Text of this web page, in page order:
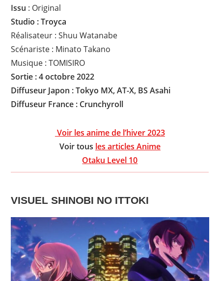
Issu : Original
Studio : Troyca
Réalisateur : Shuu Watanabe
Scénariste : Minato Takano
Musique : TOMISIRO
Sortie : 4 octobre 2022
Diffuseur Japon : Tokyo MX, AT-X, BS Asahi
Diffuseur France : Crunchyroll
Voir les anime de l’hiver 2023
Voir tous les articles Anime
Otaku Level 10
VISUEL SHINOBI NO ITTOKI